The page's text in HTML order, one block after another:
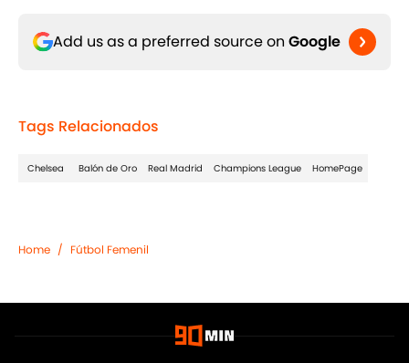
Add us as a preferred source on Google
Tags Relacionados
Chelsea Balón de Oro Real Madrid Champions League HomePage
Home / Fútbol Femenil